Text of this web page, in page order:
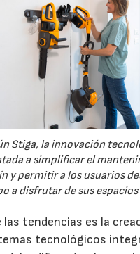
Stiga, la innovación
a simplificar el
y permitir a los usuarios
a disfrutar de sus
las tendencias es la
tecnológicos